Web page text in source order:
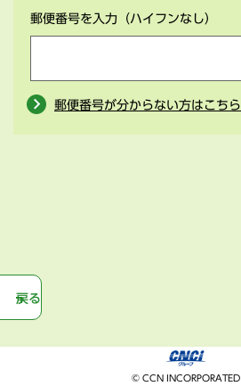
郵便番号を入力 （ハイフンなし）
郵便番号が分からない方はこちら
戻る
© CCN INCORPORATED